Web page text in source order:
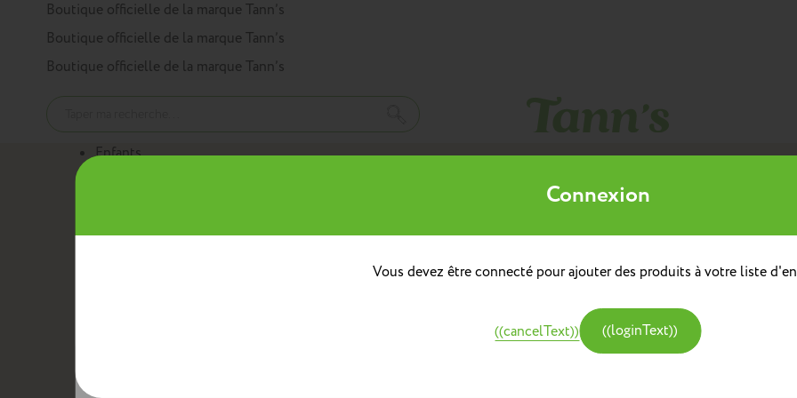
Panneau de gestion des cookies
Boutique officielle de la marque Tann’s
Boutique officielle de la marque Tann’s
Boutique officielle de la marque Tann’s
Enfants
Boîtes à goûterSacs bananesSacs repas avec bandoulièreSacs à dos repas
Collège
Mes listes d'envies
((title))
((label))
Connexion
Vous devez être connecté pour ajouter des produits à votre liste
((cancelText)) ((loginText))